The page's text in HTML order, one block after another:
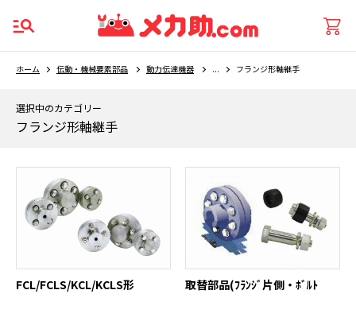
ホーム 伝動・機械要素部品 動力伝達機器 ... フランジ形軸継手
選択中のカテゴリー
フランジ形軸継手
FCL/FCLS/KCL/KCLS形 取替部品(ﾌﾗﾝｼﾞ片側・ﾎﾞﾙﾄ